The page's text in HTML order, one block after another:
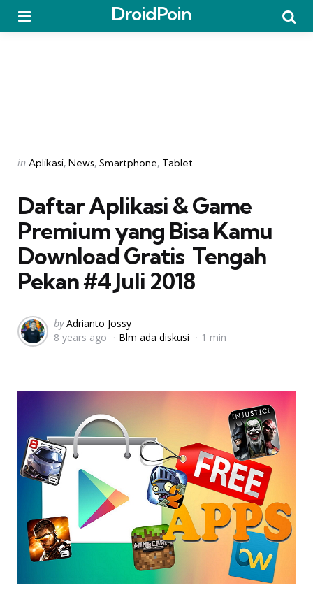
DroidPoin
Categories
Posted
in Aplikasi News Smartphone Tablet
Daftar Aplikasi & Game
Premium yang Bisa Kamu
Download Gratis  Tengah
Pekan #4 Juli 2018
Posted
by
by Adrianto Jossy
8 years ago
Blm ada diskusi 1 min